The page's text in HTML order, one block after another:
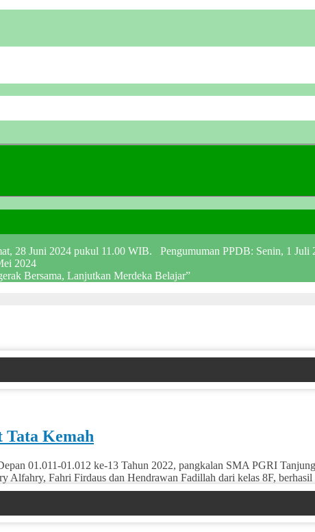
28 Juni 2024 pukul 11.00 WIB. Pengumuman PPDB: Senin, 1 Juli
2024
Bersama, Lanjutkan Merdeka Belajar”
Tata Kemah
01.011-01.012 ke-13 Tahun 2022, pangkalan SMA PGRI
Alfahry, Fahri Firdaus dan Hendrawan Fadillah dari kelas 8F,